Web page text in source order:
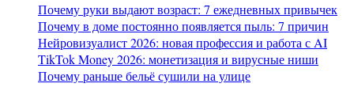
Почему руки выдают возраст: 7 ежедневных привычек
Почему в доме постоянно появляется пыль: 7 причин
Нейровизуалист 2026: новая профессия и работа с AI
TikTok Money 2026: монетизация и вирусные ниши
Почему раньше бельё сушили на улице